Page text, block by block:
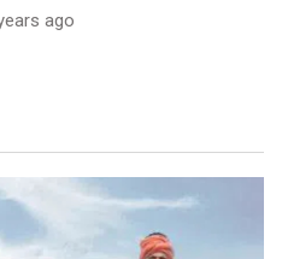
ago